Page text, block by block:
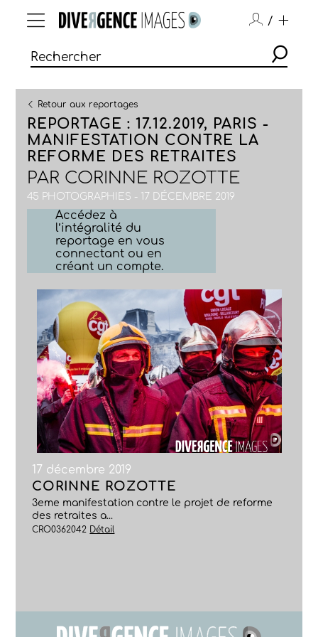
/
Retour aux reportages
REPORTAGE : 17.12.2019, PARIS -
MANIFESTATION CONTRE LA
REFORME DES RETRAITES
PAR CORINNE ROZOTTE
45 PHOTOGRAPHIES - 17 DÉCEMBRE 2019
Accédez à
l’intégralité du
reportage en vous
connectant ou en
créant un compte.
17 décembre 2019
CORINNE ROZOTTE
3eme manifestation contre le projet de reforme
des retraites a...
CRO0362042 Détail